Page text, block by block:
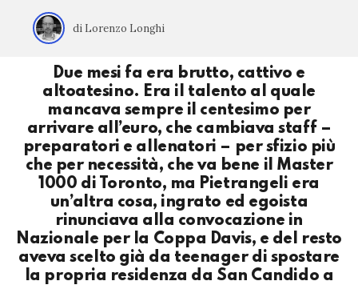
di Lorenzo Longhi
Due mesi fa era brutto, cattivo e
altoatesino. Era il talento al quale
mancava sempre il centesimo per
arrivare all’euro, che cambiava staff –
preparatori e allenatori – per sfizio più
che per necessità, che va bene il Master
1000 di Toronto, ma Pietrangeli era
un’altra cosa, ingrato ed egoista
rinunciava alla convocazione in
Nazionale per la Coppa Davis, e del resto
aveva scelto già da teenager di spostare
la propria residenza da San Candido a